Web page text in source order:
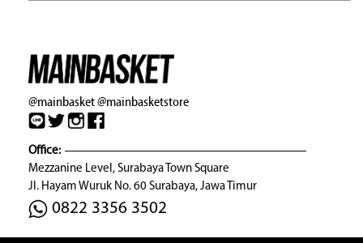
@mainbasket@mainbasketstore
Office:
Mezzanine Level, Surabaya Town Square
Jl. Hayam Wuruk No. 60 Surabaya, Jawa Timur
0822 3356 3502